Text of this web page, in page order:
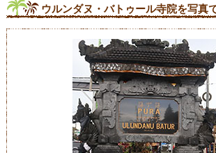
ウルンダヌ・バトゥール寺院を写真